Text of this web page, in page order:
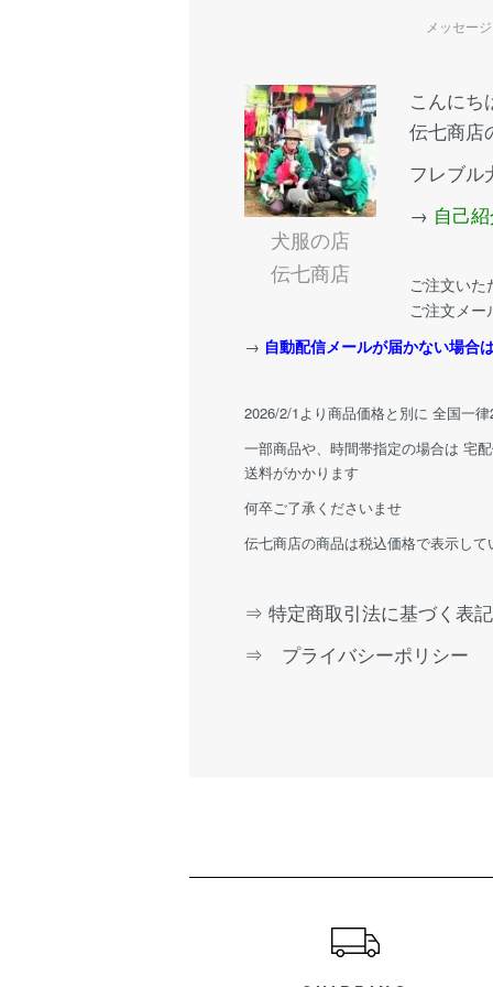
メッセージ
犬服の店
伝七商店
こんにち
伝七商店
フレブル
→ 自己
ご注文いた
ご注文メー
→ 自動配信メールが届かない場合
2026/2/1より商品価格と別に 全国一
一部商品や、時間帯指定の場合は 宅
送料がかかります
何卒ご了承くださいませ
伝七商店の商品は税込価格で表示して
⇒ 特定商取引法に基づく表記
⇒ プライバシーポリシー